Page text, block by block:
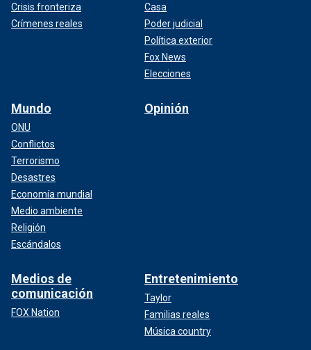
Crisis fronteriza
Crímenes reales
Casa
Poder judicial
Política exterior
Fox News
Elecciones
Mundo
ONU
Conflictos
Terrorismo
Desastres
Economía mundial
Medio ambiente
Religión
Escándalos
Opinión
Medios de
comunicación
FOX Nation
Entretenimiento
Taylor
Familias reales
Música country